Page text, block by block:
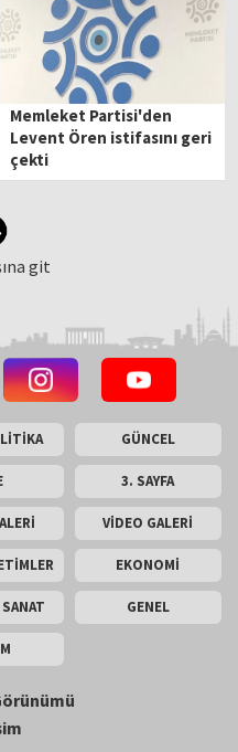
Memleket Partisi'den
Levent Ören istifasını geri
çekti
git
GÜNCEL
3. SAYFA
VİDEO GALERİ
EKONOMİ
GENEL